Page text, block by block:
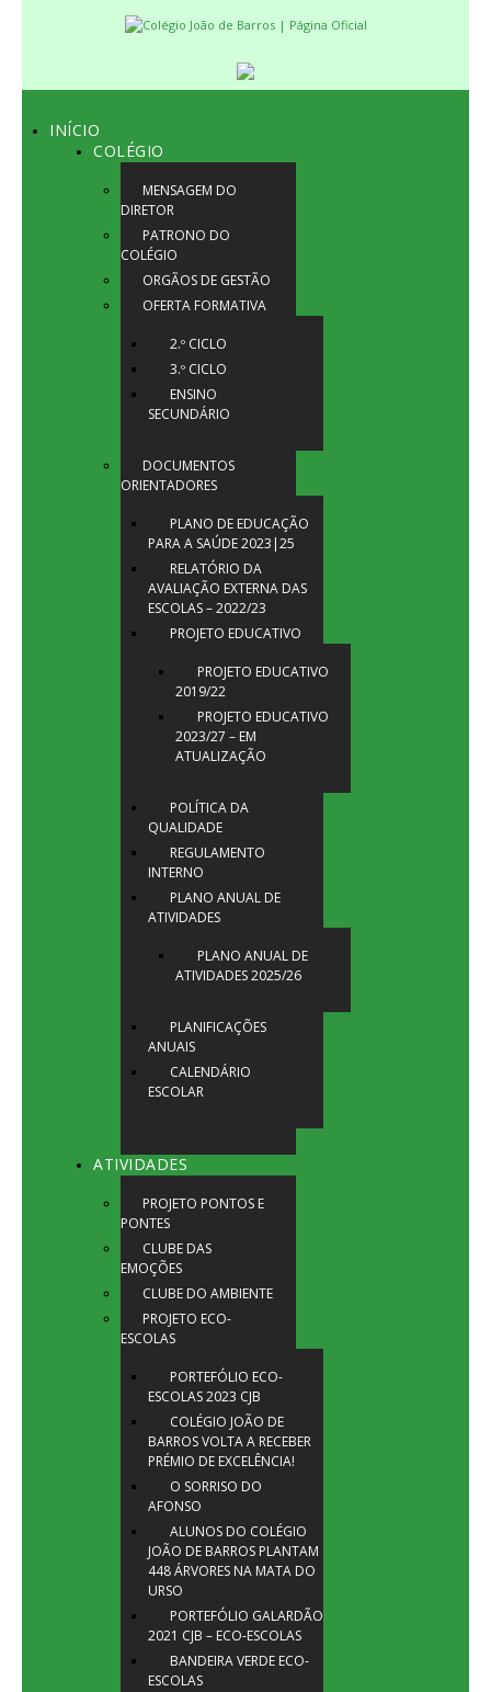
INÍCIO
COLÉGIO
MENSAGEM DO
DIRETOR
PATRONO DO
COLÉGIO
ORGÃOS DE GESTÃO
OFERTA FORMATIVA
2.º CICLO
3.º CICLO
ENSINO
SECUNDÁRIO
DOCUMENTOS
ORIENTADORES
PLANO DE EDUCAÇÃO
PARA A SAÚDE 2023|25
RELATÓRIO DA
AVALIAÇÃO EXTERNA DAS
ESCOLAS – 2022/23
PROJETO EDUCATIVO
PROJETO EDUCATIVO
2019/22
PROJETO EDUCATIVO
2023/27 – EM
ATUALIZAÇÃO
POLÍTICA DA
QUALIDADE
REGULAMENTO
INTERNO
PLANO ANUAL DE
ATIVIDADES
PLANO ANUAL DE
ATIVIDADES 2025/26
PLANIFICAÇÕES
ANUAIS
CALENDÁRIO
ESCOLAR
ATIVIDADES
PROJETO PONTOS E
PONTES
CLUBE DAS
EMOÇÕES
CLUBE DO AMBIENTE
PROJETO ECO-
ESCOLAS
PORTEFÓLIO ECO-
ESCOLAS 2023 CJB
COLÉGIO JOÃO DE
BARROS VOLTA A RECEBER
PRÉMIO DE EXCELÊNCIA!
O SORRISO DO
AFONSO
ALUNOS DO COLÉGIO
JOÃO DE BARROS PLANTAM
448 ÁRVORES NA MATA DO
URSO
PORTEFÓLIO GALARDÃO
2021 CJB – ECO-ESCOLAS
BANDEIRA VERDE ECO-
ESCOLAS